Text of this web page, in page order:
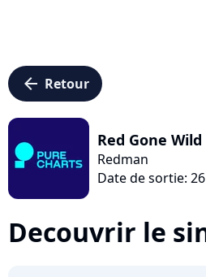
arrow_left Retour
Red Gone Wild
Redman
Date de sortie:
Decouvrir le